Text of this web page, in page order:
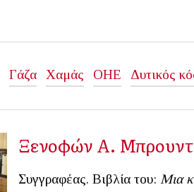
Γάζα Χαμάς ΟΗΕ Δυτικός
Ξενοφών Α.
Συγγραφέας. Βιβλία του: Μια